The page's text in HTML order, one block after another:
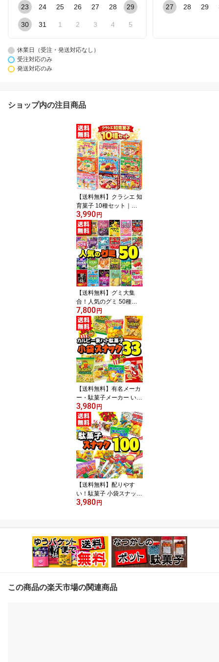
23 24 25 26 27 28 29
30 31 1 2 3 4 5
27 28 29
休業日（受注・発送対応なし）
受注対応のみ
発送対応のみ
ショップ内の注目商品
【送料無料】クラシエ 知
育菓子 10種セット｜豪
華 詰め合わせ お菓子セ
ット 作るお菓子 プレゼ
ント ギフト 子供 おうち
時間
3,990円
【送料無料】グミ大集
合！人気のグミ 50種詰
め合わせ食べくらべセッ
ト
7,800円
【送料無料】有名メーカ
ー・駄菓子メーカー いろ
いろ楽しめる スナック菓
子 小袋33袋 バラエティ
詰合せ
3,980円
【送料無料】配りやす
い！駄菓子 小袋スナック
詰め合わせ たっぷり100
3,980円
この商品の楽天市場の関連商品